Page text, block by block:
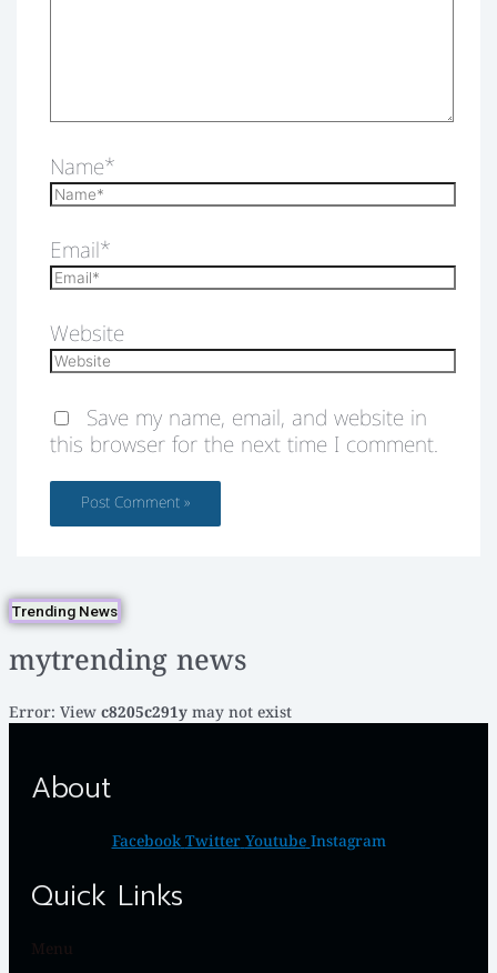
Name*
Email*
Website
Save my name, email, and website in
this browser for the next time I comment.
Trending News
mytrending news
Error: View c8205c291y may not exist
About
Facebook Twitter Youtube Instagram
Quick Links
Menu